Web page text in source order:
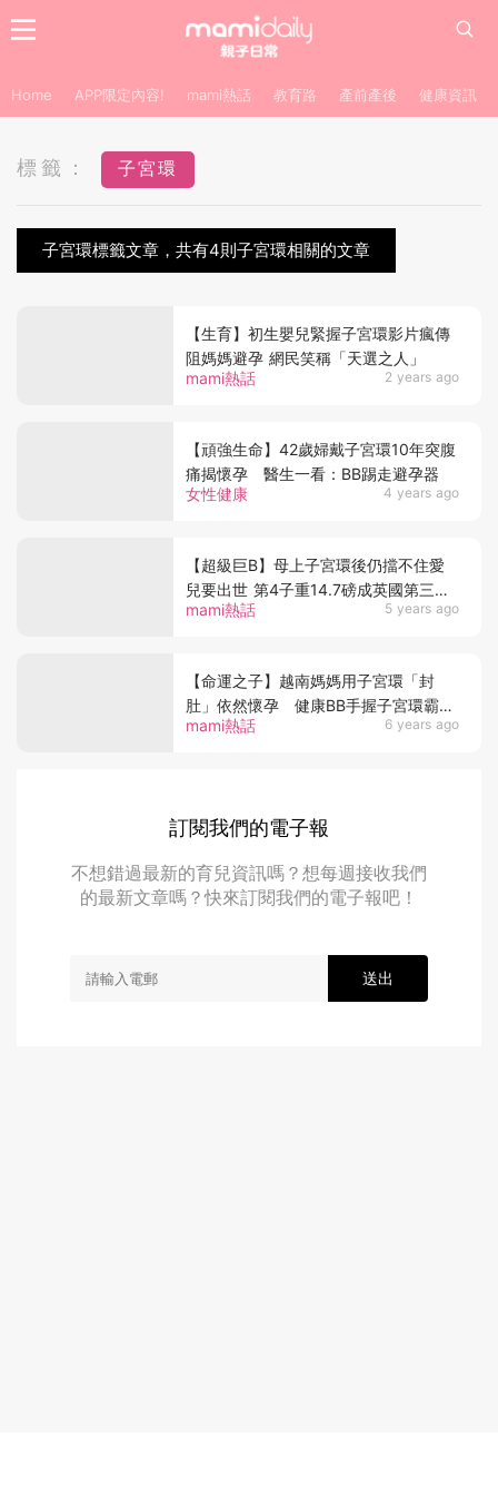
Home APP限定內容! mami熱話 教育路 產前產後 健康資訊
標籤： 子宮環
子宮環標籤文章，共有4則子宮環相關的文章
mami熱話 2 years ago
【生育】初生嬰兒緊握子宮環影片瘋傳
阻媽媽避孕 網民笑稱「天選之人」
女性健康 4 years ago
【頑強生命】42歲婦戴子宮環10年突腹
痛揭懷孕 醫生一看：BB踢走避孕器
mami熱話 5 years ago
【超級巨B】母上子宮環後仍擋不住愛
兒要出世 第4子重14.7磅成英國第三大
巨嬰
mami熱話 6 years ago
【命運之子】越南媽媽用子宮環「封
肚」依然懷孕 健康BB手握子宮環霸氣
出世
訂閱我們的電子報
不想錯過最新的育兒資訊嗎？想每週接收我們
的最新文章嗎？快來訂閱我們的電子報吧！
送出